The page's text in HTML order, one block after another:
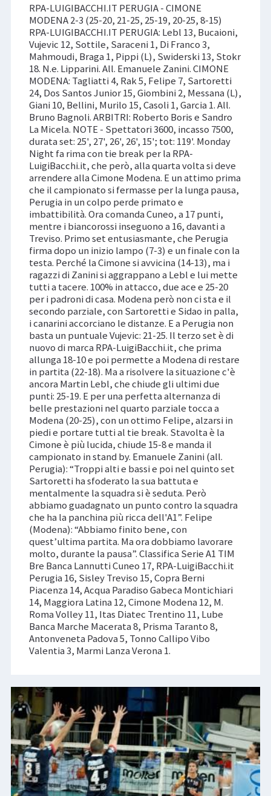
RPA-LUIGIBACCHI.IT PERUGIA - CIMONE
MODENA 2-3 (25-20, 21-25, 25-19, 20-25, 8-15)
RPA-LUIGIBACCHI.IT PERUGIA: Lebl 13, Bucaioni,
Vujevic 12, Sottile, Saraceni 1, Di Franco 3,
Mahmoudi, Braga 1, Pippi (L), Swiderski 13, Stokr
18. N.e. Lipparini. All. Emanuele Zanini. CIMONE
MODENA: Tagliatti 4, Rak 5, Felipe 7, Sartoretti
24, Dos Santos Junior 15, Giombini 2, Messana (L),
Giani 10, Bellini, Murilo 15, Casoli 1, Garcia 1. All.
Bruno Bagnoli. ARBITRI: Roberto Boris e Sandro
La Micela. NOTE - Spettatori 3600, incasso 7500,
durata set: 25', 27', 26', 26', 15'; tot: 119'. Monday
Night fa rima con tie break per la RPA-
LuigiBacchi.it, che però, alla quarta volta si deve
arrendere alla Cimone Modena. E un attimo prima
che il campionato si fermasse per la lunga pausa,
Perugia in un colpo perde primato e
imbattibilità. Ora comanda Cuneo, a 17 punti,
mentre i biancorossi inseguono a 16, davanti a
Treviso. Primo set entusiasmante, che Perugia
firma dopo un inizio lampo (7-3) e un finale con la
testa. Perché la Cimone si avvicina (14-13), ma i
ragazzi di Zanini si aggrappano a Lebl e lui mette
tutti a tacere. 100% in attacco, due ace e 25-20
per i padroni di casa. Modena però non ci sta e il
secondo parziale, con Sartoretti e Sidao in palla,
i canarini accorciano le distanze. E a Perugia non
basta un puntuale Vujevic: 21-25. Il terzo set è di
nuovo di marca RPA-LuigiBacchi.it, che prima
allunga 18-10 e poi permette a Modena di restare
in partita (22-18). Ma a risolvere la situazione c'è
ancora Martin Lebl, che chiude gli ultimi due
punti: 25-19. E per una perfetta alternanza di
belle prestazioni nel quarto parziale tocca a
Modena (20-25), con un ottimo Felipe, alzarsi in
piedi e portare tutti al tie break. Stavolta è la
Cimone è più lucida, chiude 15-8 e manda il
campionato in stand by. Emanuele Zanini (all.
Perugia): “Troppi alti e bassi e poi nel quinto set
Sartoretti ha sfoderato la sua battuta e
mentalmente la squadra si è seduta. Però
abbiamo guadagnato un punto contro la squadra
che ha la panchina più ricca dell'A1”. Felipe
(Modena): “Abbiamo finito bene, con
quest’ultima partita. Ma ora dobbiamo lavorare
molto, durante la pausa”. Classifica Serie A1 TIM
Bre Banca Lannutti Cuneo 17, RPA-LuigiBacchi.it
Perugia 16, Sisley Treviso 15, Copra Berni
Piacenza 14, Acqua Paradiso Gabeca Montichiari
14, Maggiora Latina 12, Cimone Modena 12, M.
Roma Volley 11, Itas Diatec Trentino 11, Lube
Banca Marche Macerata 8, Prisma Taranto 8,
Antonveneta Padova 5, Tonno Callipo Vibo
Valentia 3, Marmi Lanza Verona 1.